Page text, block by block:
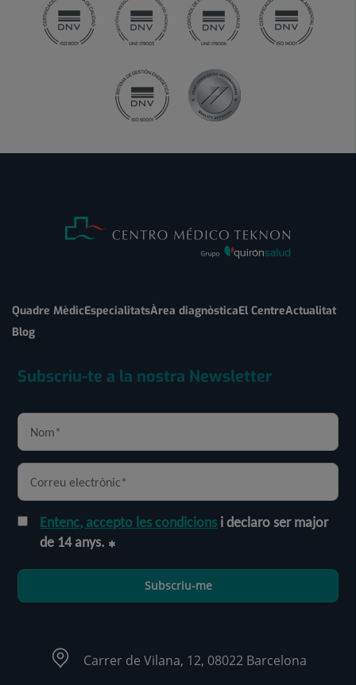
Quadre MèdicEspecialitatsÀrea diagnòsticaEl CentreActualitat
Blog
Subscriu-te a la nostra Newsletter
Entenc, accepto les condicions i declaro ser major
de 14 anys.
Subscriu-me
Carrer de Vilana, 12, 08022 Barcelona